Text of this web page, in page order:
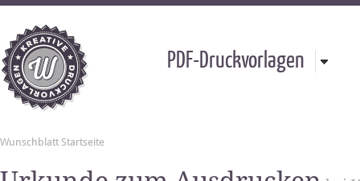
PDF-Druckvorlagen
Wunschblatt Startseite